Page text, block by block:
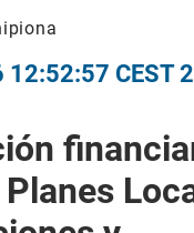
12:52:57 CEST